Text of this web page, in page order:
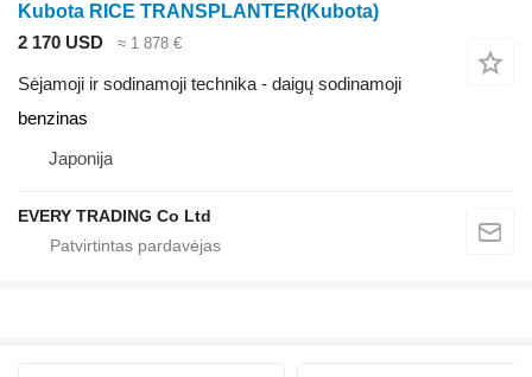
Kubota RICE TRANSPLANTER(Kubota)
2 170 USD
≈ 1 878 €
Sėjamoji ir sodinamoji technika - daigų sodinamoji
benzinas
Japonija
EVERY TRADING Co Ltd